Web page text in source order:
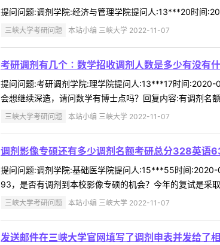
提问问题:调剂学院:经济与管理学院提问人:13***20时间
三峡大学考研问题 本站小编 三峡大学 2022-11-07
考研调剂有几个∶数学招收调剂人数是多少有没有
提问问题:考研调剂学院:理学院提问人:13***17时间
会想继续深造，请问数学有博士点吗？回复内容:有调剂名
三峡大学考研问题 本站小编 三峡大学 2022-11-07
调剂影像专硕还有多少调剂名额考研总分328英语
提问问题:调剂学院:基础医学院提问人:15***55时间
93，是否有调剂到本校影像专硕的机会？今年的复试是采
三峡大学考研问题 本站小编 三峡大学 2022-11-07
发送邮件在三峡大学官网填写了调剂申表并发给了